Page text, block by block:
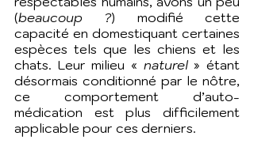
(beaucoup ?) modifié cette
capacité en domestiquant certaines
espèces tels que les chiens et les
chats. Leur milieu « naturel » étant
désormais conditionné par le nôtre,
ce comportement d’auto-
médication est plus difficilement
applicable pour ces derniers.